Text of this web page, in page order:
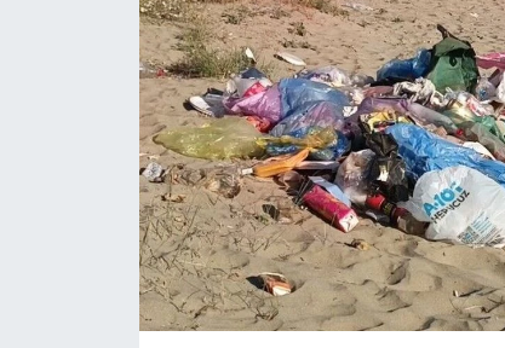
EKONOMİ
English News
Flaş Haber
Gayrimenkul